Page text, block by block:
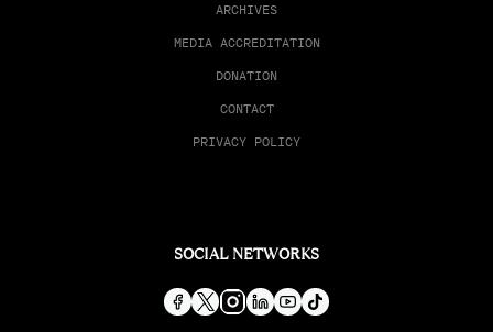
ARCHIVES
MEDIA ACCREDITATION
DONATION
CONTACT
PRIVACY POLICY
SOCIAL NETWORKS